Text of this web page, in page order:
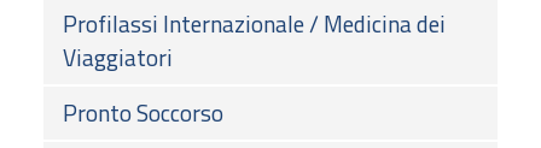
Profilassi Internazionale / Medicina dei
Viaggiatori
Pronto Soccorso